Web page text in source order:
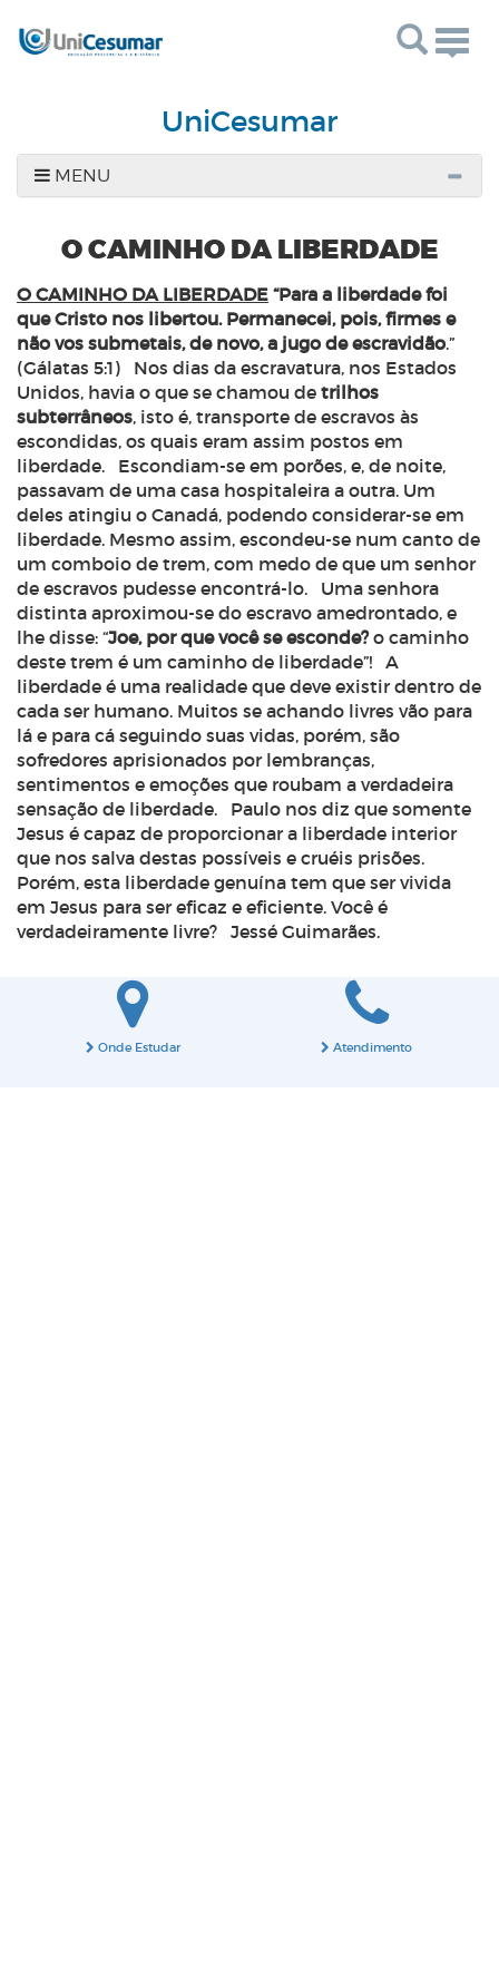
UniCesumar
MENU
O CAMINHO DA LIBERDADE
O CAMINHO DA LIBERDADE “Para a liberdade foi
que Cristo nos libertou. Permanecei, pois, firmes e
não vos submetais, de novo, a jugo de escravidão.”
(Gálatas 5:1) Nos dias da escravatura, nos Estados
Unidos, havia o que se chamou de trilhos
subterrâneos, isto é, transporte de escravos às
escondidas, os quais eram assim postos em
liberdade. Escondiam-se em porões, e, de noite,
passavam de uma casa hospitaleira a outra. Um
deles atingiu o Canadá, podendo considerar-se em
liberdade. Mesmo assim, escondeu-se num canto de
um comboio de trem, com medo de que um senhor
de escravos pudesse encontrá-lo. Uma senhora
distinta aproximou-se do escravo amedrontado, e
lhe disse: “Joe, por que você se esconde?o caminho
deste trem é um caminho de liberdade”! A
liberdade é uma realidade que deve existir dentro de
cada ser humano. Muitos se achando livres vão para
lá e para cá seguindo suas vidas, porém, são
sofredores aprisionados por lembranças,
sentimentos e emoções que roubam a verdadeira
sensação de liberdade. Paulo nos diz que somente
Jesus é capaz de proporcionar a liberdade interior
que nos salva destas possíveis e cruéis prisões.
Porém, esta liberdade genuína tem que ser vivida
em Jesus para ser eficaz e eficiente. Você é
verdadeiramente livre? Jessé Guimarães.
Onde Estudar Atendimento